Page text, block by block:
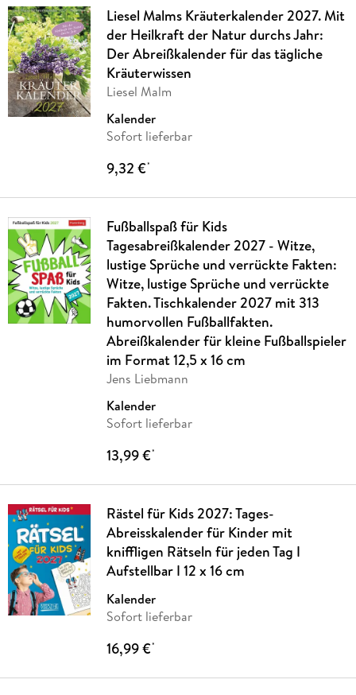
Liesel Malms Kräuterkalender 2027. Mit
der Heilkraft der Natur durchs Jahr:
Der Abreißkalender für das tägliche
Kräuterwissen
Liesel Malm
Kalender
Sofort lieferbar
9,32 €*
Fußballspaß für Kids
Tagesabreißkalender 2027 - Witze,
lustige Sprüche und verrückte Fakten:
Witze, lustige Sprüche und verrückte
Fakten. Tischkalender 2027 mit 313
humorvollen Fußballfakten.
Abreißkalender für kleine Fußballspieler
im Format 12,5 x 16 cm
Jens Liebmann
Kalender
Sofort lieferbar
13,99 €*
Rästel für Kids 2027: Tages-
Abreisskalender für Kinder mit
kniffligen Rätseln für jeden Tag I
Aufstellbar I 12 x 16 cm
Kalender
Sofort lieferbar
16,99 €*